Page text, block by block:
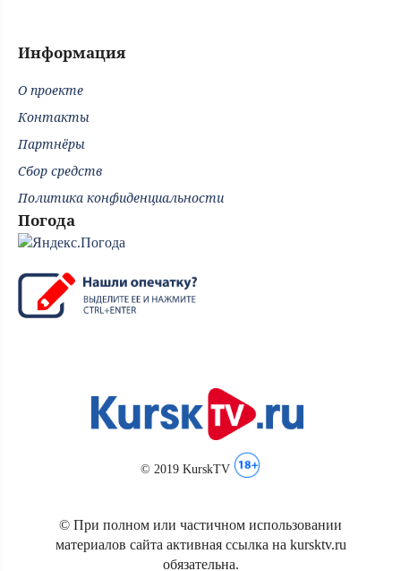
Информация
О проекте
Контакты
Партнёры
Сбор средств
Политика конфиденциальности
Погода
© 2019 KurskTV
© При полном или частичном использовании
материалов сайта активная ссылка на kursktv.ru
обязательна.